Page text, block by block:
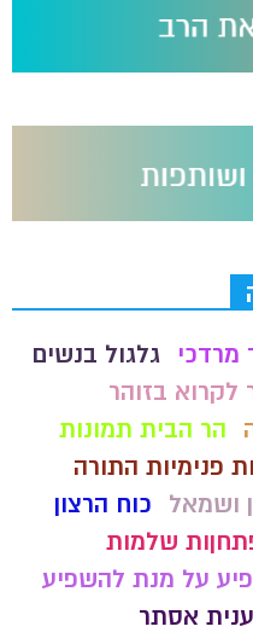
מרדכי
גלגול בנשים
בזוהר
הר הבית תמונות
פנימיות התורה
ושמאל
כוח הרצון
שלמות
על מנת להשפיע
אסתר